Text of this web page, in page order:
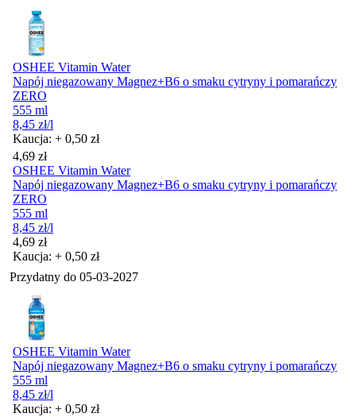
OSHEE Vitamin Water
Napój niegazowany Magnez+B6 o smaku cytryny i pomarańczy
ZERO
555 ml
8,45 zł/l
Kaucja: + 0,50 zł
Cena
4,69 zł
OSHEE Vitamin Water
Napój niegazowany Magnez+B6 o smaku cytryny i pomarańczy
ZERO
555 ml
8,45 zł/l
Cena
4,69 zł
Kaucja: + 0,50 zł
Przydatny do 05-03-2027
OSHEE Vitamin Water
Napój niegazowany Magnez+B6 o smaku cytryny i pomarańczy
555 ml
8,45 zł/l
Kaucja: + 0,50 zł